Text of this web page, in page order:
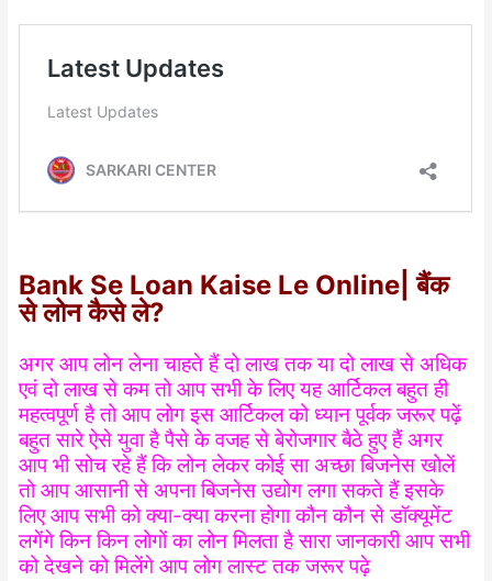
Bank Se Loan Kaise Le Online| बैंक
से लोन कैसे ले?
अगर आप लोन लेना चाहते हैं दो लाख तक या दो लाख से अधिक
एवं दो लाख से कम तो आप सभी के लिए यह आर्टिकल बहुत ही
महत्वपूर्ण है तो आप लोग इस आर्टिकल को ध्यान पूर्वक जरूर पढ़ें
बहुत सारे ऐसे युवा है पैसे के वजह से बेरोजगार बैठे हुए हैं अगर
आप भी सोच रहे हैं कि लोन लेकर कोई सा अच्छा बिजनेस खोलें
तो आप आसानी से अपना बिजनेस उद्योग लगा सकते हैं इसके
लिए आप सभी को क्या-क्या करना होगा कौन कौन से डॉक्यूमेंट
लगेंगे किन किन लोगों का लोन मिलता है सारा जानकारी आप सभी
को देखने को मिलेंगे आप लोग लास्ट तक जरूर पढ़े